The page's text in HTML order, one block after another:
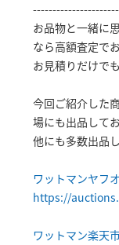
お品物と一緒に
なら高額査定で
お見積りだけで
今回ご紹介した
場にも出品してお
他にも多数出品
ワットマンヤフ
https://
ワットマン楽天